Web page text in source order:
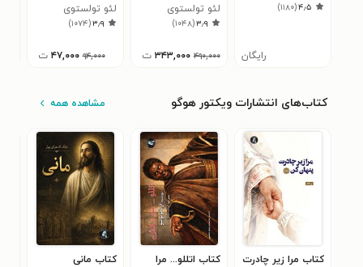
۴٫۵(۱۱۸۰)
رایگان
جلدی)
لئو تولستوی
۳٫۹(۱۰۴۸)
۴۹۰,۰۰۰ ۳۴۳,۰۰۰ ت
لئو تولستوی
۳٫۹(۱۰۷۴)
۹۴,۰۰۰ ۴۷,۰۰۰ ت
کتاب‌های انتشارات ویکتور هوگو مشاهده همه
کتاب مرا زیر چادرت
کتاب اتللو... مرا
کتاب مانی